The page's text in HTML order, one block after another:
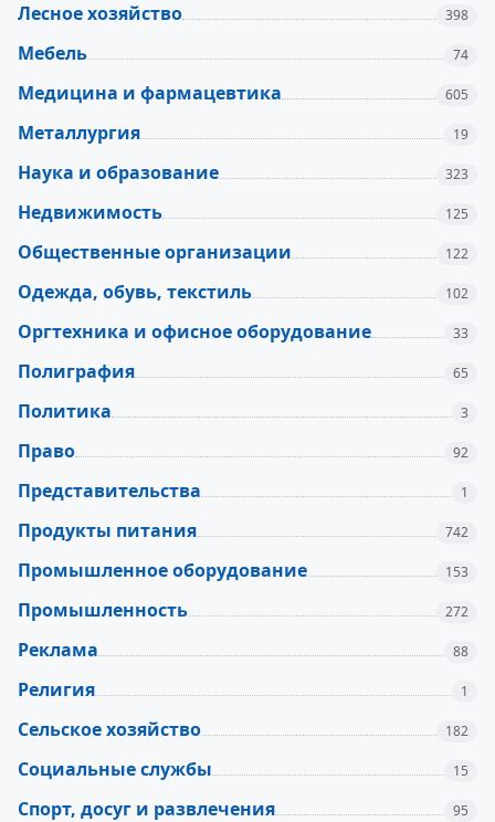
Лесное хозяйство 398
Мебель 74
Медицина и фармацевтика 605
Металлургия 19
Наука и образование 323
Недвижимость 125
Общественные организации 122
Одежда, обувь, текстиль 102
Оргтехника и офисное оборудование 33
Полиграфия 65
Политика 3
Право 92
Представительства 1
Продукты питания 742
Промышленное оборудование 153
Промышленность 272
Реклама 88
Религия 1
Сельское хозяйство 182
Социальные службы 15
Спорт, досуг и развлечения 95